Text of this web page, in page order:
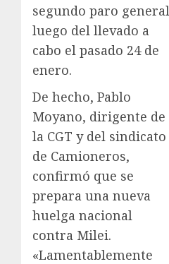
segundo paro general
luego del llevado a
cabo el pasado 24 de
enero.
De hecho, Pablo
Moyano, dirigente de
la CGT y del sindicato
de Camioneros,
confirmó que se
prepara una nueva
huelga nacional
contra Milei.
«Lamentablemente